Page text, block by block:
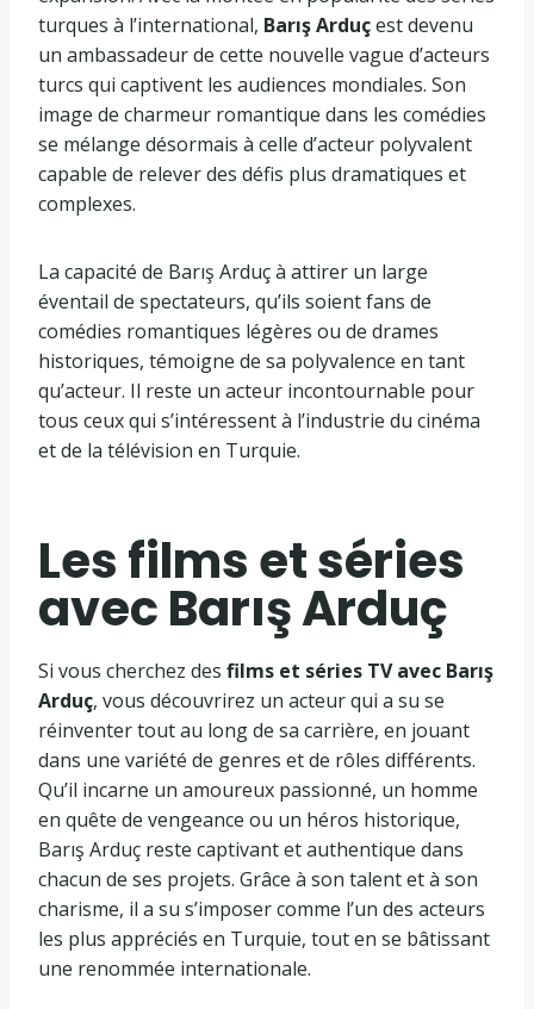
turques à l’international, Barış Arduçest devenu
un ambassadeur de cette nouvelle vague d’acteurs
turcs qui captivent les audiences mondiales. Son
image de charmeur romantique dans les comédies
se mélange désormais à celle d’acteur polyvalent
capable de relever des défis plus dramatiques et
complexes.
La capacité de Barış Arduç à attirer un large
éventail de spectateurs, qu’ils soient fans de
comédies romantiques légères ou de drames
historiques, témoigne de sa polyvalence en tant
qu’acteur. Il reste un acteur incontournable pour
tous ceux qui s’intéressent à l’industrie du cinéma
et de la télévision en Turquie.
Les films et séries
avecBarış Arduç
Si vous cherchez des films et séries TV avec Barış
Arduç, vous découvrirez un acteur qui a su se
réinventer tout au long de sa carrière, en jouant
dans une variété de genres et de rôles différents.
Qu’il incarne un amoureux passionné, un homme
en quête de vengeance ou un héros historique,
Barış Arduç reste captivant et authentique dans
chacun de ses projets. Grâce à son talent et à son
charisme, il a su s’imposer comme l’un des acteurs
les plus appréciés en Turquie, tout en se bâtissant
une renommée internationale.